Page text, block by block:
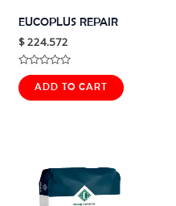
EUCOPLUS REPAIR
$224.572
Rated
0
out
of
ADD TO CART